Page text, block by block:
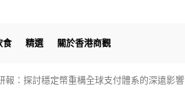
食 精選 關於香港商觀
報：探討穩定幣重構全球支付體系的深遠影響